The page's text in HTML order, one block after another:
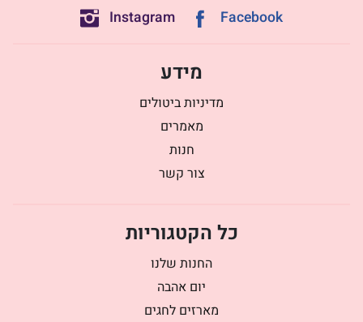
Facebook
Instagram
מידע
מדיניות ביטולים
מאמרים
חנות
צור קשר
כל הקטגוריות
החנות שלנו
יום אהבה
מארזים לחגים